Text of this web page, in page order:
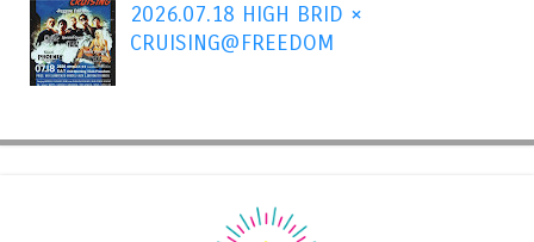
2026.07.18 HIGH BRID ×
CRUISING@FREEDOM